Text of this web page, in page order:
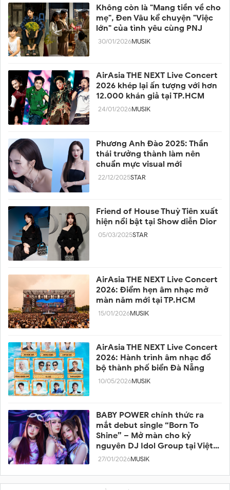
Không còn là "Mang tiền về cho
mẹ", Đen Vâu kể chuyện "Việc
lớn" của tình yêu cùng PNJ
30/01/2026MUSIK
AirAsia THE NEXT Live Concert
2026 khép lại ấn tượng với hơn
12.000 khán giả tại TP.HCM
24/01/2026MUSIK
Phương Anh Đào 2025: Thần
thái trưởng thành làm nên
chuẩn mực visual mới
22/12/2025STAR
Friend of House Thuỳ Tiên xuất
hiện nổi bật tại Show diễn Dior
05/03/2025STAR
AirAsia THE NEXT Live Concert
2026: Điểm hẹn âm nhạc mở
màn năm mới tại TP.HCM
15/01/2026MUSIK
AirAsia THE NEXT Live Concert
2026: Hành trình âm nhạc đổ
bộ thành phố biển Đà Nẵng
10/05/2026MUSIK
BABY POWER chính thức ra
mắt debut single “Born To
Shine” – Mở màn cho kỷ
nguyên DJ Idol Group tại Việt
Nam
27/01/2026MUSIK